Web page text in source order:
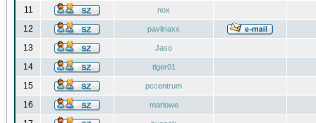
11 nox
12 pavlinaxx
13 Jaso
14 tiger01
15 pccentrum
16 marlowe